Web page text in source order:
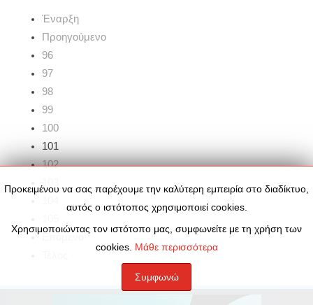
Έναρξη
Προηγούμενο
96
97
98
99
100
101
102
Προκειμένου να σας παρέχουμε την καλύτερη εμπειρία στο διαδίκτυο,
αυτός ο ιστότοπος χρησιμοποιεί cookies.
Χρησιμοποιώντας τον ιστότοπο μας, συμφωνείτε με τη χρήση των
cookies. Μάθε περισσότερα
Συμφωνώ